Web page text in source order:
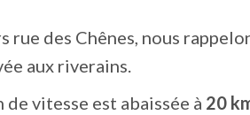
rue des Chênes, nous
aux riverains.
vitesse est abaissée à 20